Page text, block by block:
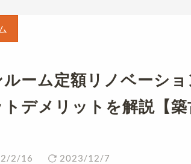
ルーム定額リノベーシ
トデメリットを解説【
2/16 2023/12/7